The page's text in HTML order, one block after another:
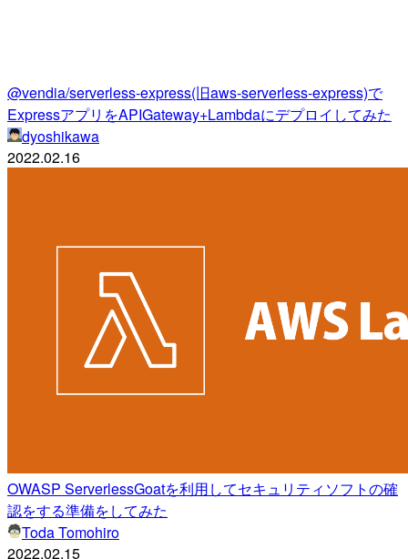
@vendia/serverless-express(旧aws-serverless-express)で
ExpressアプリをAPIGateway+Lambdaにデプロイしてみた
dyoshikawa
2022.02.16
OWASP ServerlessGoatを利用してセキュリティソフトの確
認をする準備をしてみた
Toda Tomohiro
2022.02.15